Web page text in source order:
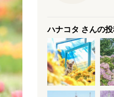
ハナコタ さんの